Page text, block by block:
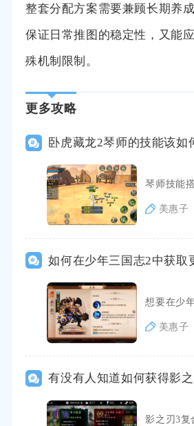
整套分配方案需要兼顾长期养
保证日常推图的稳定性，又能
殊机制限制。
更多攻略
琴师技能
美惠子
如何在少年三国志2中获取
想要在少
美惠子
影之刃3复